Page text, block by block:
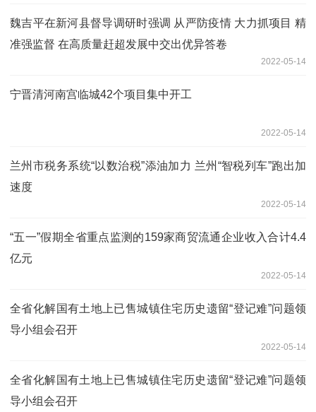
魏吉平在新河县督导调研时强调 从严防疫情 大力抓项目 精
准强监督 在高质量赶超发展中交出优异答卷
2022-05-14
宁晋清河南宫临城42个项目集中开工
2022-05-14
兰州市税务系统“以数治税”添油加力 兰州“智税列车”跑出加
速度
2022-05-14
“五一”假期全省重点监测的159家商贸流通企业收入合计4.4
亿元
2022-05-14
全省化解国有土地上已售城镇住宅历史遗留“登记难”问题领
导小组会召开
2022-05-14
全省化解国有土地上已售城镇住宅历史遗留“登记难”问题领
导小组会召开